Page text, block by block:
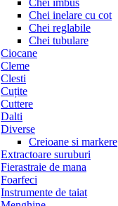
Chei imbus
Chei inelare cu cot
Chei reglabile
Chei tubulare
Ciocane
Cleme
Clesti
Cuțite
Cuttere
Dalti
Diverse
Creioane si markere
Extractoare suruburi
Fierastraie de mana
Foarfeci
Instrumente de taiat